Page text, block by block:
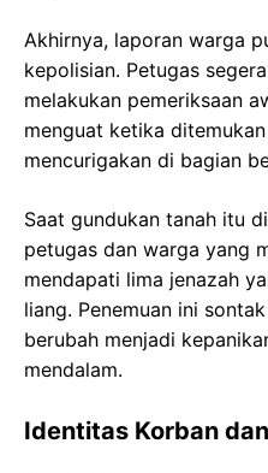
Akhirnya, laporan warga
kepolisian. Petugas
melakukan pemeriksaan
menguat ketika
mencurigakan di bagian
Saat gundukan tanah itu
petugas dan warga yang
mendapati lima jenazah
liang. Penemuan ini
berubah menjadi
mendalam.
Identitas Korban